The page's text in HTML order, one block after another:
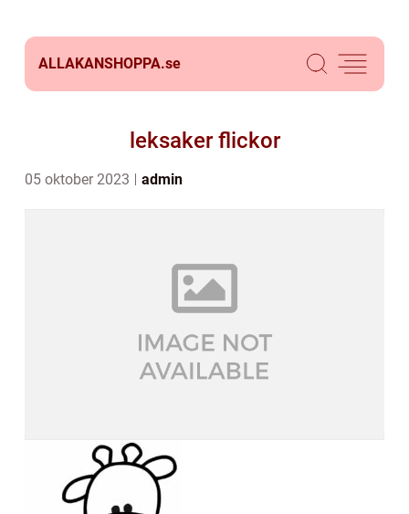
ALLAKANSHOPPA.se
leksaker flickor
05 oktober 2023 admin